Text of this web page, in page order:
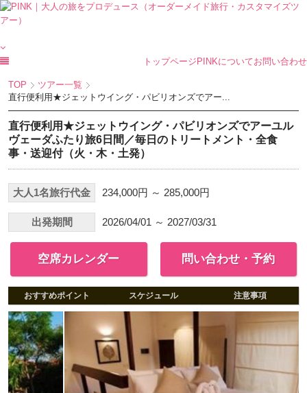
トップページ PINKについてお問い合わせ
TOP
ツアー一覧
直行便利用★ジェットウイング・パビリオンズでアー...
直行便利用★ジェットウイング・パビリオンズでアーユル
ヴェーダふたり旅6日間／毎日のトリートメント・全食
事・送迎付（火・木・土発）
大人1名旅行代金 234,000円 ～ 285,000円
出発期間 2026/04/01 ～ 2027/03/31
空席カレンダー 問い合わせ・予約
おすすめポイント スケジュール 注意事項